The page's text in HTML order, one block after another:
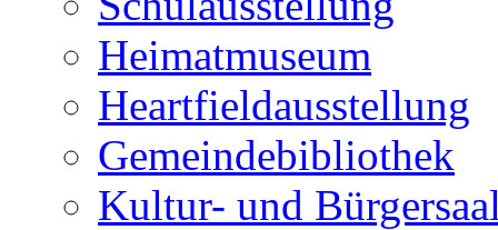
Heimatmuseum
Heartfieldausstellung
Gemeindebibliothek
Kultur- und